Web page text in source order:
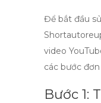
Để bắt đầu
video
các bước
Bước 1: